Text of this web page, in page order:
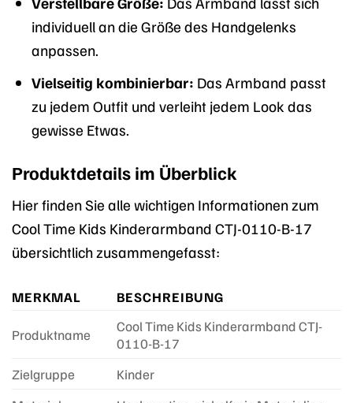
individuell an die Größe des Handgelenks
anpassen.
Vielseitig kombinierbar: Das Armband passt
zu jedem Outfit und verleiht jedem Look das
gewisse Etwas.
Produktdetails im Überblick
Hier finden Sie alle wichtigen Informationen zum
Cool Time Kids Kinderarmband CTJ-0110-B-17
übersichtlich zusammengefasst:
MERKMAL BESCHREIBUNG
Produktname
Cool Time Kids Kinderarmband CTJ-
0110-B-17
Zielgruppe
Kinder